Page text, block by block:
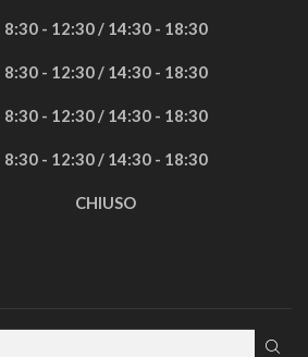
8:30 - 12:30 / 14:30 - 18:30
8:30 - 12:30 / 14:30 - 18:30
8:30 - 12:30 / 14:30 - 18:30
8:30 - 12:30 / 14:30 - 18:30
CHIUSO